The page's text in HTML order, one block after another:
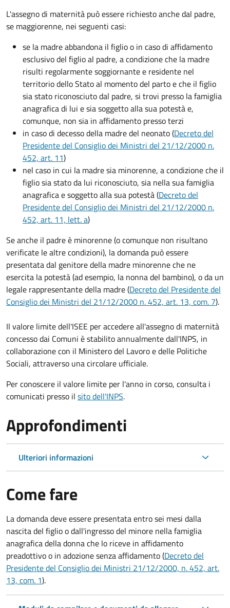
L'assegno di maternità può essere richiesto anche dal padre,
se maggiorenne, nei seguenti casi:
se la madre abbandona il figlio o in caso di affidamento
esclusivo del figlio al padre, a condizione che la madre
risulti regolarmente soggiornante e residente nel
territorio dello Stato al momento del parto e che il figlio
sia stato riconosciuto dal padre, si trovi presso la famiglia
anagrafica di lui e sia soggetto alla sua potestà e,
comunque, non sia in affidamento presso terzi
in caso di decesso della madre del neonato (Decreto del
Presidente del Consiglio dei Ministri del 21/12/2000 n.
452, art. 11)
nel caso in cui la madre sia minorenne, a condizione che il
figlio sia stato da lui riconosciuto, sia nella sua famiglia
anagrafica e soggetto alla sua potestà (Decreto del
Presidente del Consiglio dei Ministri del 21/12/2000 n.
452, art. 11, lett. a)
Se anche il padre è minorenne (o comunque non risultano
verificate le altre condizioni), la domanda può essere
presentata dal genitore della madre minorenne che ne
esercita la potestà (ad esempio, la nonna del bambino), o da un
legale rappresentante della madre (Decreto del Presidente del
Consiglio dei Ministri del 21/12/2000 n. 452, art. 13, com. 7).
Il valore limite dell'ISEE per accedere all'assegno di maternità
concesso dai Comuni è stabilito annualmente dall'INPS, in
collaborazione con il Ministero del Lavoro e delle Politiche
Sociali, attraverso una circolare ufficiale.
Per conoscere il valore limite per l'anno in corso, consulta i
comunicati presso il sito dell'INPS.
Approfondimenti
Ulteriori informazioni
Come fare
La domanda deve essere presentataentro sei mesi dalla
nascita del figlio o dall'ingresso del minore nella famiglia
anagrafica della donna che lo riceve in affidamento
preadottivo o in adozione senza affidamento (Decreto del
Presidente del Consiglio dei Ministri 21/12/2000, n. 452, art.
13, com. 1).